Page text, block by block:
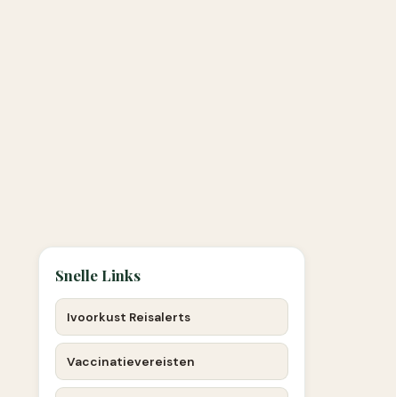
Snelle Links
Ivoorkust Reisalerts
Vaccinatievereisten